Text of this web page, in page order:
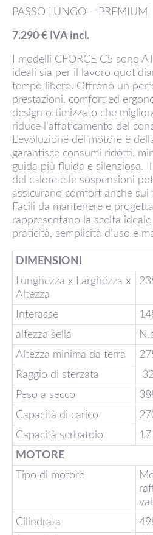
PASSO LUNGO – PREMIUM
7.290 € IVA incl.
I modelli CFORCE C5 sono
ideali sia per il lavoro
tempo libero. Offrono un
prestazioni, comfort ed
design ottimizzato che
riduce l’affaticamento del
L’evoluzione del motore e
garantisce consumi ridotti,
guida più fluida e silenziosa.
del calore e le sospensioni
assicurano comfort anche
Facili da mantenere e
rappresentano la scelta
praticità, semplicità d’uso e
DIMENSIONI
Lunghezza x Larghezza x
Altezza
Interasse
altezza sella
Altezza minima da terra
Raggio di sterzata
Peso a secco
Capacità di carico
Capacità serbatoio
MOTORE
Tipo di motore
Cilindrata